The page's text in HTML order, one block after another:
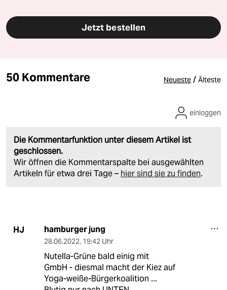
Jetzt bestellen
50 Kommentare Neueste / Älteste
Die Kommentarfunktion unter diesem Artikel ist
geschlossen.
Wir öffnen die Kommentarspalte bei ausgewählten
Artikeln für etwa drei Tage – hier sind sie zu finden.
einloggen
HJ hamburger jung
28.06.2022, 19:42 Uhr
Nutella-Grüne bald einig mit
GmbH - diesmal macht der Kiez auf
Yoga-weiße-Bürgerkoalition ...